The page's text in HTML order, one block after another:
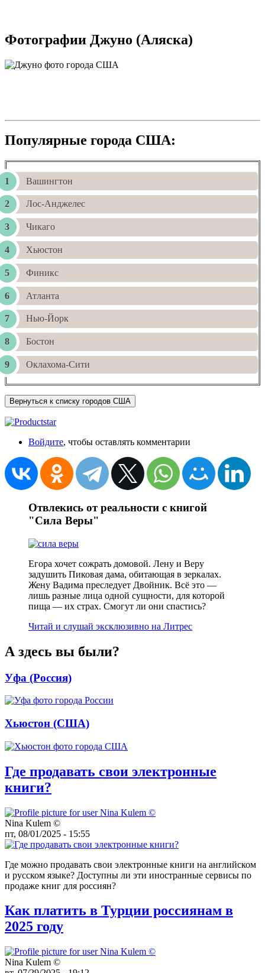
Фотографии Джуно (Аляска)
Популярные города США:
Вашингтон
Лос-Анджелес
Чикаго
Хьюстон
Финикс
Атланта
Нью-Йорк
Бостон
Оклахома-Сити
Вернуться к списку городов США
Войдите, чтобы оставлять комментарии
Отвлекись от реальности с книгой
"Сила Веры"
Егора хочет сожрать домовой. Лену и Веру
задушить Пиковая дама, обитающая в зеркалах.
Жену Вадима преследует Двойник. Всё это —
лишь разные лица одной сущности, для которой
пища — их страх. Смогут ли они спастись?
Читай и слушай эксклюзивно на Литрес
А здесь вы были?
Уфа (Россия)
Хьюстон (США)
Где продавать свои электронные
книги?
Nina Kulem ©️
пт, 08/01/2025 - 15:55
Где можно продавать свои электронные книги на английском
и русском языке? Доступны ли эти иностранные сервисы по
продаже книг для россиян?
Как платить в Турции россиянам в
2025 году
Nina Kulem ©️